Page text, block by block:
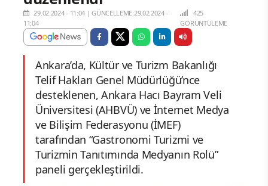
29.02.2024 - 11:04 |GÜNCELLEME:29.02.2024 -
11:04
425
GÖRÜNTÜLEME
Ankara’da, Kültür ve Turizm Bakanlığı
Telif Hakları Genel Müdürlüğü’nce
desteklenen, Ankara Hacı Bayram Veli
Üniversitesi (AHBVÜ) ve İnternet Medya
ve Bilişim Federasyonu (İMEF)
tarafından “Gastronomi Turizmi ve
Turizmin Tanıtımında Medyanın Rolü”
paneli gerçekleştirildi.